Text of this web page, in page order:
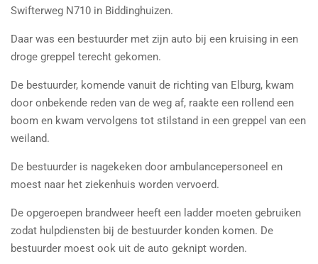
Swifterweg N710 in Biddinghuizen.
Daar was een bestuurder met zijn auto bij een kruising in een
droge greppel terecht gekomen.
De bestuurder, komende vanuit de richting van Elburg, kwam
door onbekende reden van de weg af, raakte een rollend een
boom en kwam vervolgens tot stilstand in een greppel van een
weiland.
De bestuurder is nagekeken door ambulancepersoneel en
moest naar het ziekenhuis worden vervoerd.
De opgeroepen brandweer heeft een ladder moeten gebruiken
zodat hulpdiensten bij de bestuurder konden komen. De
bestuurder moest ook uit de auto geknipt worden.